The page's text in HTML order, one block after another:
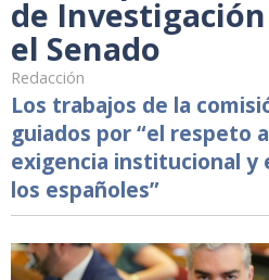
de Investigación
el Senado
Redacción
Los trabajos de la
guiados por “el respeto
exigencia institucional y
los españoles”